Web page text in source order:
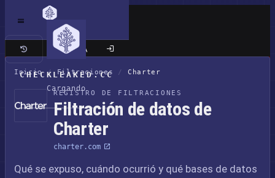
CHECKLEAKED.CC
Cargando
Sitio clásico
Inicio / Filtraciones / Charter
REGISTRO DE FILTRACIONES
Filtración de datos de
Charter
charter.com
Qué se expuso, cuándo ocurrió y qué bases de datos